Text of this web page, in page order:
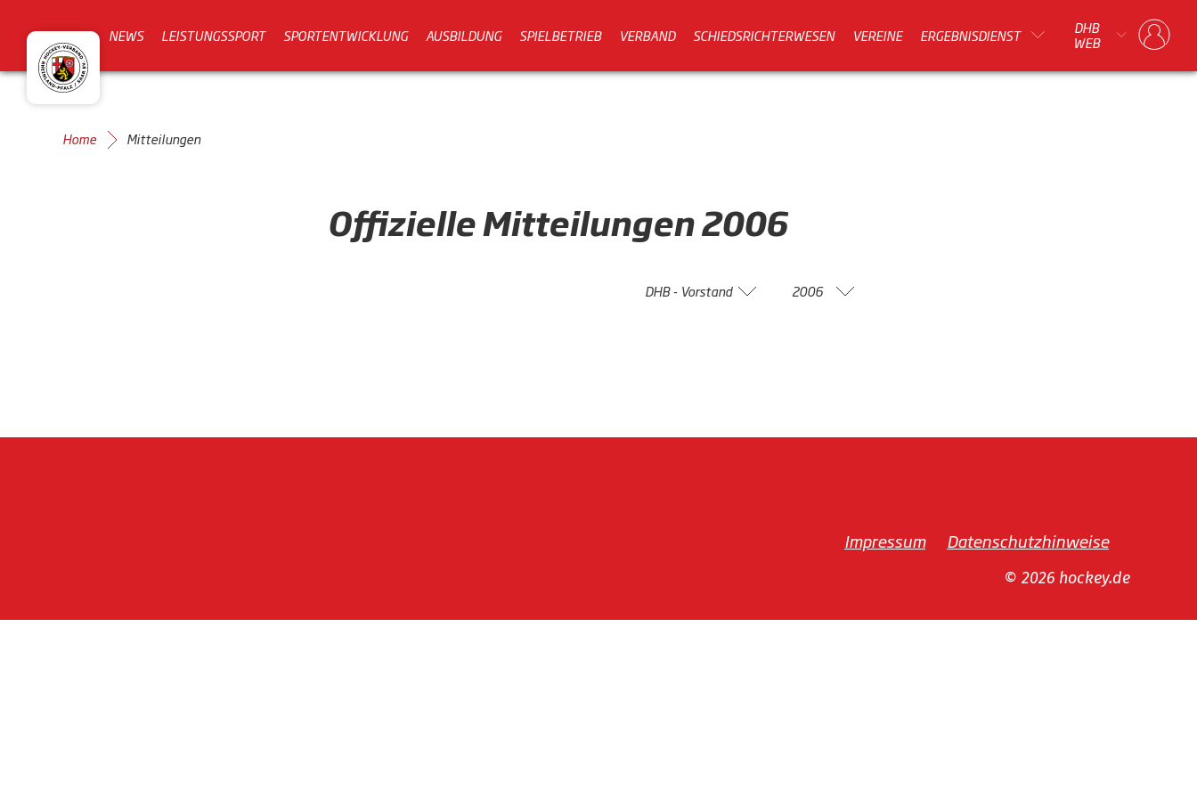
NEWS LEISTUNGSSPORT SPORTENTWICKLUNG AUSBILDUNG SPIELBETRIEB VERBAND SCHIEDSRICHTERWESEN VEREINE ERGEBNISDIENST
DHB
WEB
Home Mitteilungen
OffizielleMitteilungen2006
DHB - Vorstand 2006
Impressum Datenschutzhinweise
© 2026 hockey.de